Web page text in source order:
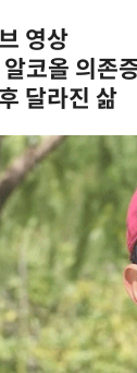
영상
코올 의존
달라진 삶